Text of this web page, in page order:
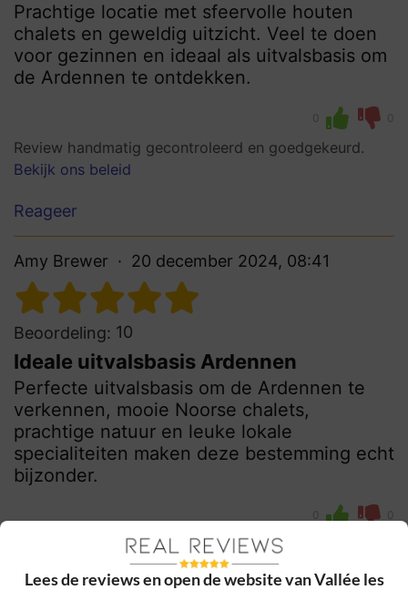
Prachtige locatie met sfeervolle houten
chalets en geweldig uitzicht. Veel te doen
voor gezinnen en ideaal als uitvalsbasis om
de Ardennen te ontdekken.
0 0
Review handmatig gecontroleerd en goedgekeurd.
Bekijk ons beleid
Reageer
Amy Brewer 20 december 2024, 08:41
Beoordeling: 10
Ideale uitvalsbasis Ardennen
Perfecte uitvalsbasis om de Ardennen te
verkennen, mooie Noorse chalets,
prachtige natuur en leuke lokale
specialiteiten maken deze bestemming echt
bijzonder.
0 0
Review handmatig gecontroleerd en goedgekeurd.
Bekijk ons beleid
Lees de reviews en open de website van Vallée les